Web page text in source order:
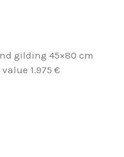
gilding 45×80 cm
1.975 €